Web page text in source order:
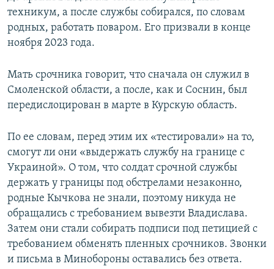
техникум, а после службы собирался, по словам
родных, работать поваром. Его призвали в конце
ноября 2023 года.
Мать срочника говорит, что сначала он служил в
Смоленской области, а после, как и Соснин, был
передислоцирован в марте в Курскую область.
По ее словам, перед этим их «тестировали» на то,
смогут ли они «выдержать службу на границе с
Украиной». О том, что солдат срочной службы
держать у границы под обстрелами незаконно,
родные Кычкова не знали, поэтому никуда не
обращались с требованием вывезти Владислава.
Затем они стали собирать подписи под петицией с
требованием обменять пленных срочников. Звонки
и письма в Минобороны оставались без ответа.